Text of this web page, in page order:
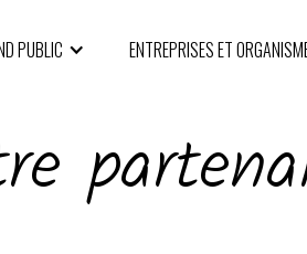
PUBLIC ENTREPRISES ET